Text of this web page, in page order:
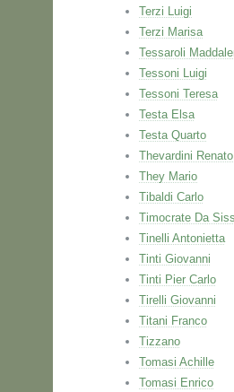
Terzi Luigi
Terzi Marisa
Tessaroli
Tessoni Luigi
Tessoni Teresa
Testa Elsa
Testa Quarto
Thevardini Renato
They Mario
Tibaldi Carlo
Timocrate Da
Tinelli Antonietta
Tinti Giovanni
Tinti Pier Carlo
Tirelli Giovanni
Titani Franco
Tizzano
Tomasi Achille
Tomasi Enrico